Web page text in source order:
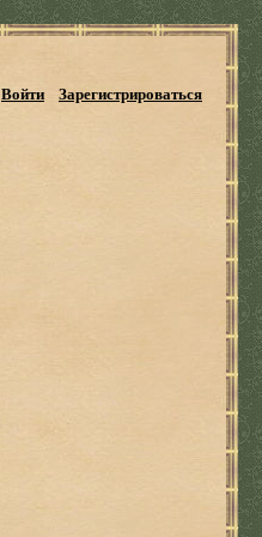
Войти Зарегистрироваться